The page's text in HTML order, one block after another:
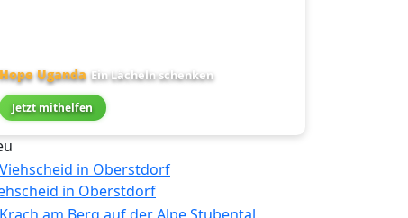
Hope Uganda Ein Lächeln schenken
Jetzt mithelfen
in Oberstdorf